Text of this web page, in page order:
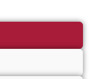
de
voyage
et